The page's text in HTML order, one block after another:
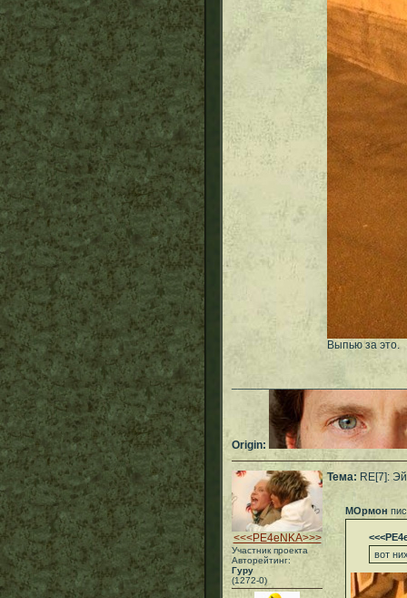
Выпью за это.
Origin:
<<<PE4eNKA>>>
Участник проекта
Авторейтинг:
Гуру
(1272-0)
Тема: RE[7]:
МОрмон
вот